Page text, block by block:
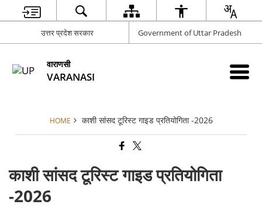
उत्तर प्रदेश सरकार Government of Uttar Pradesh
वाराणसी
VARANASI
HOME काशी सांसद टूरिस्ट गाइड प्रतियोगिता -2026
काशी सांसद टूरिस्ट गाइड प्रतियोगिता
-2026